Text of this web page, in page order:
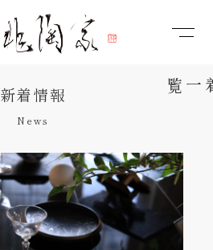
新着情報
News